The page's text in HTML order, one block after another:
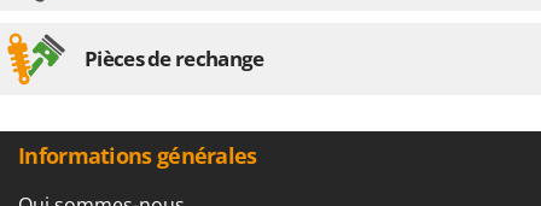
Pièces de rechange
Informations générales